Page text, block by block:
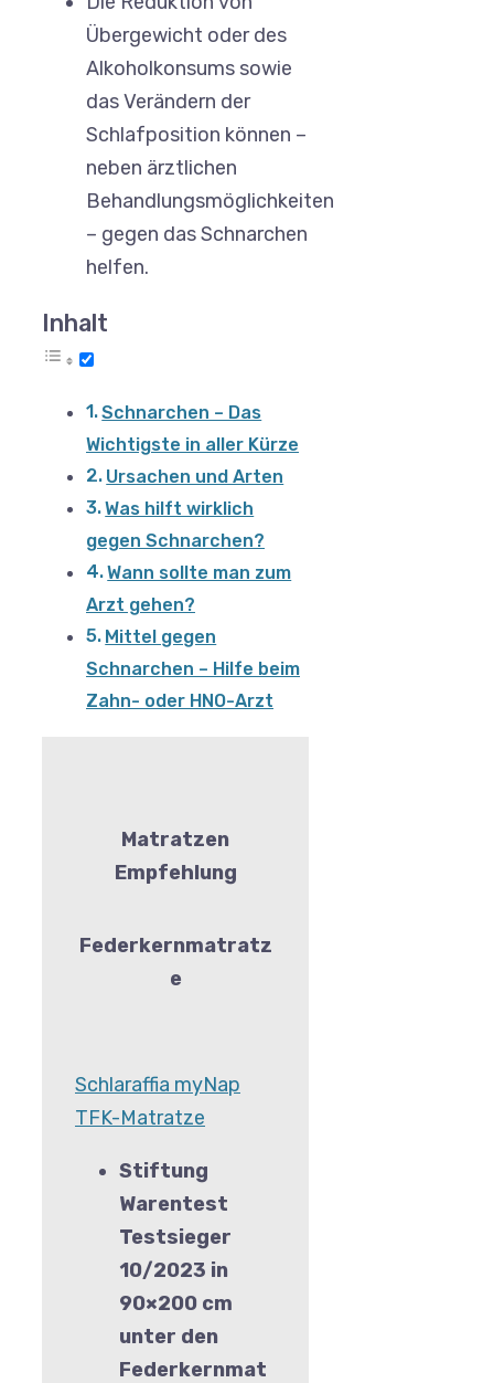
Übergewicht oder des
Alkoholkonsums sowie
das Verändern der
Schlafposition können –
neben ärztlichen
Behandlungsmöglichkeiten
– gegen das Schnarchen
helfen.
Inhalt
Schnarchen – Das
Wichtigste in aller Kürze
Ursachen und Arten
Was hilft wirklich
gegen Schnarchen?
Wann sollte man zum
Arzt gehen?
Mittel gegen
Schnarchen – Hilfe beim
Zahn- oder HNO-Arzt
Matratzen
Empfehlung
Federkernmatratz
e
Schlaraffia myNap
TFK-Matratze
Stiftung
Warentest
Testsieger
10/2023 in
90×200 cm
unter den
Federkernmat